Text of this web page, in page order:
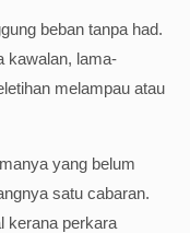
beban tanpa had.
kawalan, lama-
melampau atau
yang belum
satu cabaran.
kerana perkara